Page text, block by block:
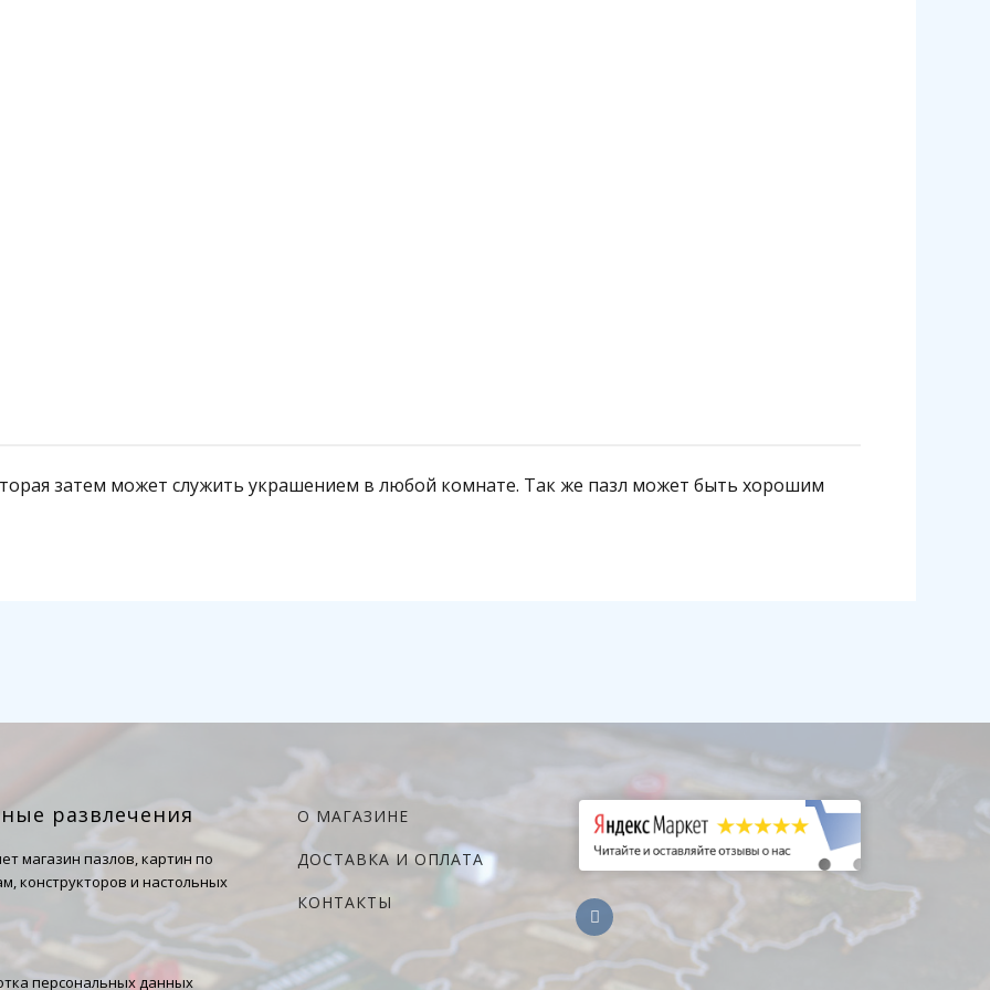
затем может служить украшением в любой комнате. Так же пазл может быть хорошим
развлечения
магазин пазлов, картин по
конструкторов и настольных
персональных данных
О МАГАЗИНЕ
ДОСТАВКА И ОПЛАТА
КОНТАКТЫ